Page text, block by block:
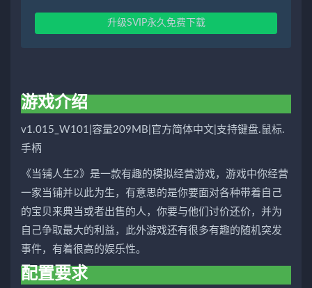
升级SVIP永久免费下载
游戏介绍
v1.015_W101|容量209MB|官方简体中文|支持键盘.鼠标.
手柄
《当铺人生2》是一款有趣的模拟经营游戏，游戏中你经营
一家当铺并以此为生，有意思的是你要面对各种带着自己
的宝贝来典当或者出售的人，你要与他们讨价还价，并为
自己争取最大的利益，此外游戏还有很多有趣的随机突发
事件，有着很高的娱乐性。
配置要求